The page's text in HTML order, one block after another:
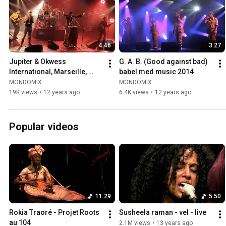
4:46
Jupiter & Okwess
International, Marseille,
Babel Med Music 2014 Live
MONDOMIX
19K views • 12 years ago
3:27
G. A. B. (Good against bad)
babel med music 2014
MONDOMIX
6.4K views • 12 years ago
Popular videos
11:29
Rokia Traoré - Projet Roots
au 104
5:50
Susheela raman - vel - live
2.1M views • 13 years ago